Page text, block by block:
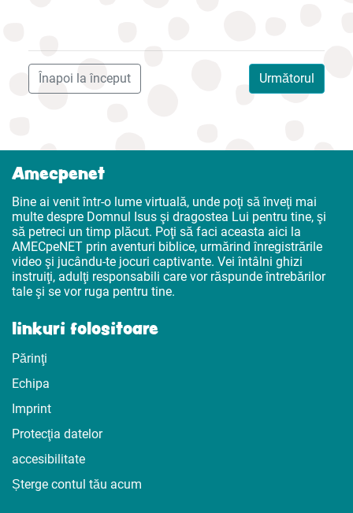
Următorul
Înapoi la început
Amecpenet
Bine ai venit într-o lume virtuală, unde poţi să înveţi mai
multe despre Domnul Isus şi dragostea Lui pentru tine, şi
să petreci un timp plăcut. Poţi să faci aceasta aici la
AMECpeNET prin aventuri biblice, urmărind înregistrările
video şi jucându-te jocuri captivante. Vei întâlni ghizi
instruiţi, adulţi responsabili care vor răspunde întrebărilor
tale şi se vor ruga pentru tine.
linkuri folositoare
Părinţi
Echipa
Imprint
Protecţia datelor
accesibilitate
Șterge contul tău acum